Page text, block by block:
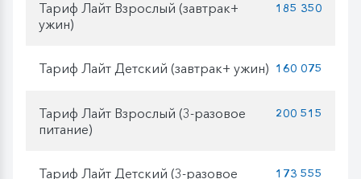
Тариф Лайт Взрослый (завтрак+
ужин)
185 350
Тариф Лайт Детский (завтрак+ ужин) 160 075
Тариф Лайт Взрослый (3-разовое
питание)
200 515
Тариф Лайт Детский (3-разовое
173 555